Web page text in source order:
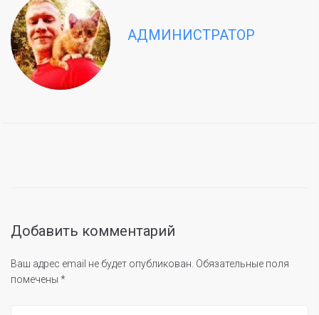
АДМИНИСТРАТОР
Добавить комментарий
Ваш адрес email не будет опубликован. Обязательные поля
помечены *